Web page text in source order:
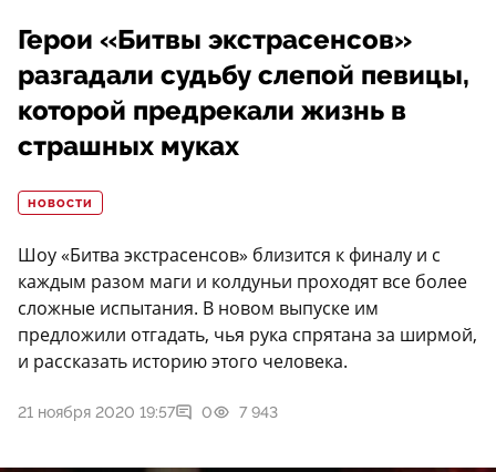
Герои «Битвы экстрасенсов»
разгадали судьбу слепой певицы,
которой предрекали жизнь в
страшных муках
НОВОСТИ
Шоу «Битва экстрасенсов» близится к финалу и с
каждым разом маги и колдуньи проходят все более
сложные испытания. В новом выпуске им
предложили отгадать, чья рука спрятана за ширмой,
и рассказать историю этого человека.
21 ноября 2020 19:57 0 7 943